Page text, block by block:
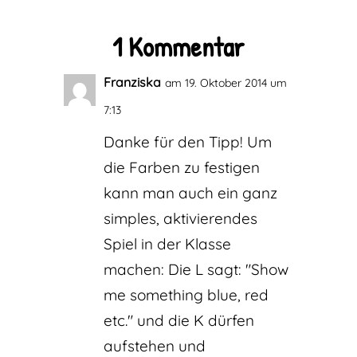
1 Kommentar
Franziska am 19. Oktober 2014 um
7:13
Danke für den Tipp! Um
die Farben zu festigen
kann man auch ein ganz
simples, aktivierendes
Spiel in der Klasse
machen: Die L sagt: "Show
me something blue, red
etc." und die K dürfen
aufstehen und